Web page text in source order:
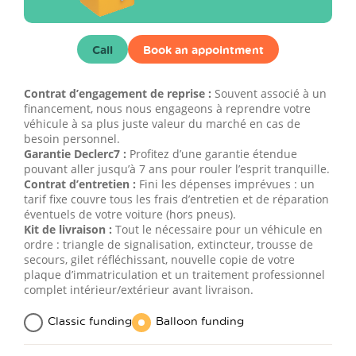
Call Book an appointment
Contrat d’engagement de reprise : Souvent associé à un
financement, nous nous engageons à reprendre votre
véhicule à sa plus juste valeur du marché en cas de
besoin personnel.
Garantie Declerc7 : Profitez d’une garantie étendue
pouvant aller jusqu’à 7 ans pour rouler l’esprit tranquille.
Contrat d’entretien : Fini les dépenses imprévues : un
tarif fixe couvre tous les frais d’entretien et de réparation
éventuels de votre voiture (hors pneus).
Kit de livraison : Tout le nécessaire pour un véhicule en
ordre : triangle de signalisation, extincteur, trousse de
secours, gilet réfléchissant, nouvelle copie de votre
plaque d’immatriculation et un traitement professionnel
complet intérieur/extérieur avant livraison.
Classic funding Balloon funding